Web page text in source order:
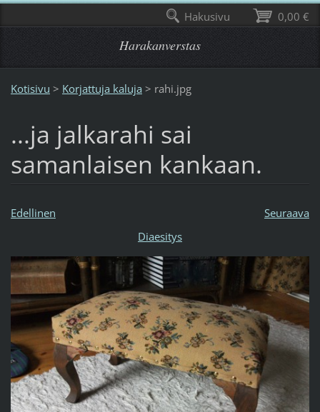
Harakanverstas
Kotisivu > Korjattuja kaluja > rahi.jpg
...ja jalkarahi sai
samanlaisen kankaan.
Edellinen
Seuraava
Diaesitys
0,00 €
Hakusivu